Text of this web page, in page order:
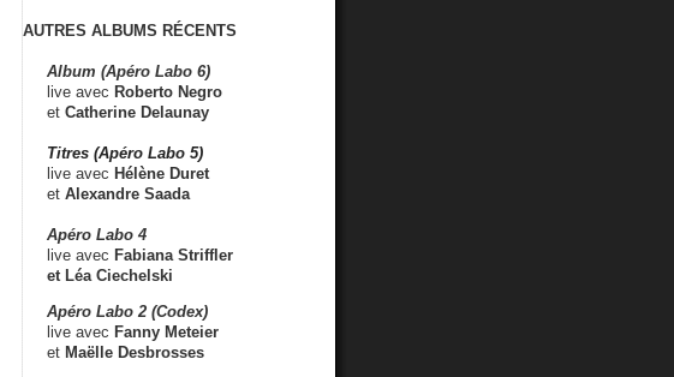
AUTRES ALBUMS RÉCENTS
Album (Apéro Labo 6)
live avec Roberto Negro
et Catherine Delaunay
Titres (Apéro Labo 5)
live avec Hélène Duret
et Alexandre Saada
Apéro Labo 4
live avec Fabiana Striffler
et Léa Ciechelski
Apéro Labo 2 (Codex)
live avec Fanny Meteier
et Maëlle Desbrosses